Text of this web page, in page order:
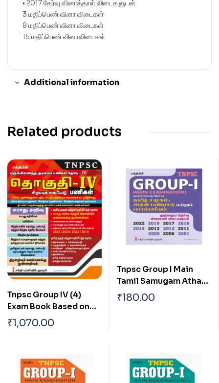
• 2017 தேர்வு வினாத்தாள் விடைகளுடன்
3 மதிப்பெண் வினா விடைகள்
8 மதிப்பெண் வினா விடைகள்
15 மதிப்பெண் வினாவிடைகள்
Additional information
Related products
Tnpsc Group IV (4)
Exam Book Based on
New Sysllabus (Tamil)
₹1,070.00
Tnpsc Group I Main
Tamil Samugam Athan
Panpaadu Matrum
₹180.00